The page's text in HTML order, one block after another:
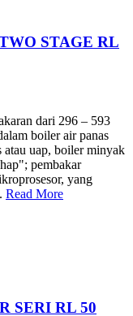
STAGE RL
dari 296 – 593
boiler air panas
atau uap, boiler minyak
pembakar
yang
Read More
SERI RL 50